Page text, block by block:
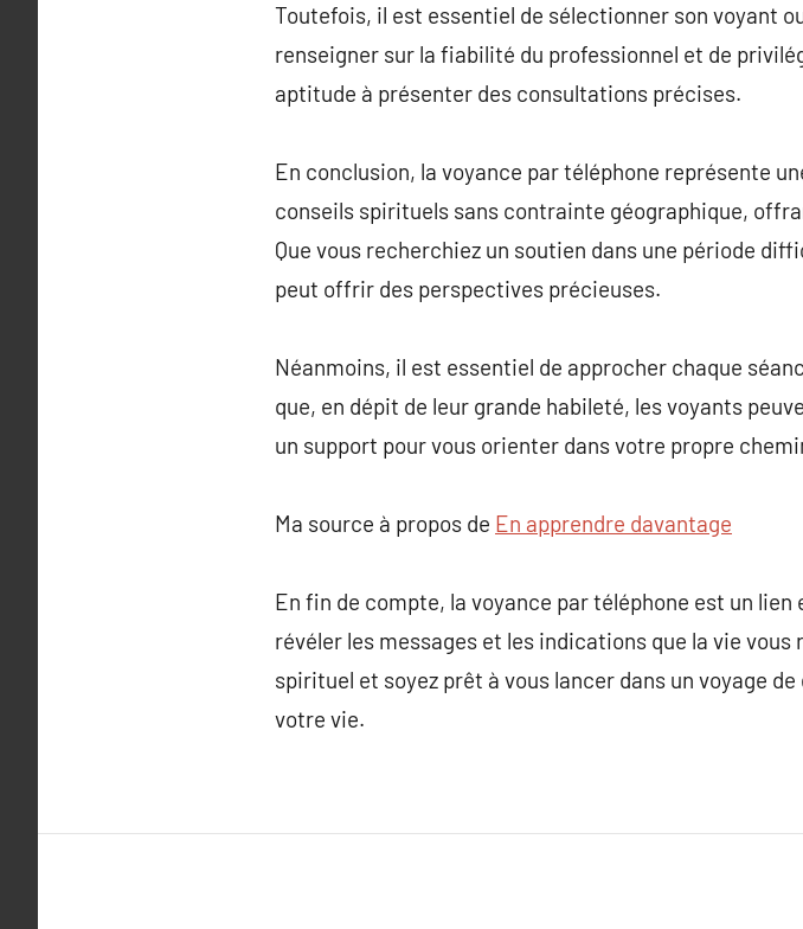
Toutefois, il est essentiel de sélectionner son voyant
renseigner sur la fiabilité du professionnel et de
aptitude à présenter des consultations précises.
En conclusion, la voyance par téléphone représente
conseils spirituels sans contrainte géographique,
Que vous recherchiez un soutien dans une période
peut offrir des perspectives précieuses.
Néanmoins, il est essentiel de approcher chaque
que, en dépit de leur grande habileté, les voyants
un support pour vous orienter dans votre propre
Ma source à propos de En apprendre davantage
En fin de compte, la voyance par téléphone est un
révéler les messages et les indications que la vie
spirituel et soyez prêt à vous lancer dans un voyage
votre vie.